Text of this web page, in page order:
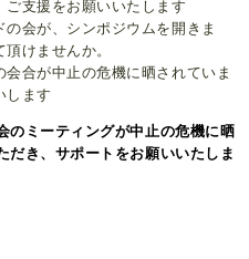
支援をお願いいたします
会が、シンポジウムを開きま
けませんか。
合が中止の危機に晒されていま
します
のミーティングが中止の危機に晒
だき、サポートをお願いいたしま